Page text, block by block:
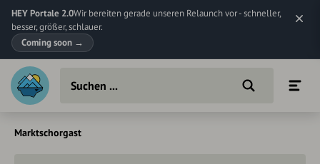
HEY Portale 2.0Wir bereiten gerade unseren Relaunch vor - schneller,
besser, größer, schlauer.
Coming soon →
Marktschorgast